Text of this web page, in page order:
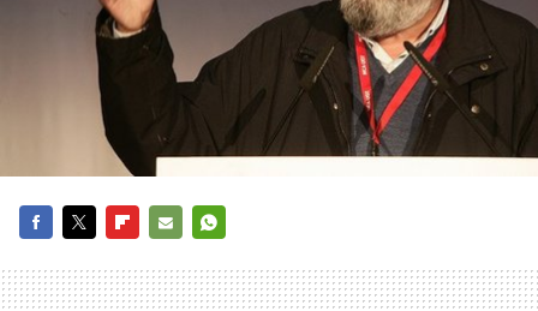
MAIL